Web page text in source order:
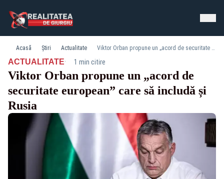
Acasă Știri Actualitate Viktor Orban propune un „acord de securitate european” care să includă și Rusia
ACTUALITATE· 1 min citire
Viktor Orban propune un „acord de
securitate european” care să includă și
Rusia